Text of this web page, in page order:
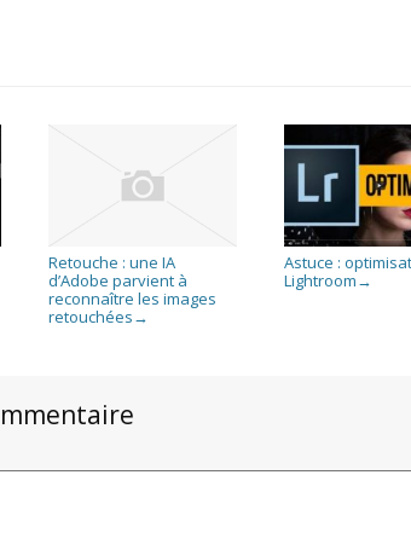
Retouche : une IA
d’Adobe parvient à
reconnaître les images
retouchées →
Astuce :
Lightroom →